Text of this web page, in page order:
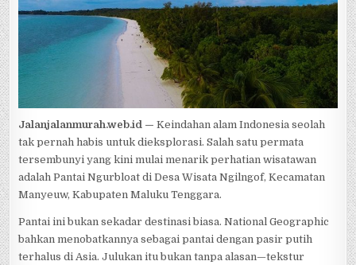
Jalanjalanmurah.web.id —Keindahan alam Indonesia seolah
tak pernah habis untuk dieksplorasi. Salah satu permata
tersembunyi yang kini mulai menarik perhatian wisatawan
adalah Pantai Ngurbloat di Desa Wisata Ngilngof, Kecamatan
Manyeuw, Kabupaten Maluku Tenggara.
Pantai ini bukan sekadar destinasi biasa. National Geographic
bahkan menobatkannya sebagai pantai dengan pasir putih
terhalus di Asia. Julukan itu bukan tanpa alasan—tekstur